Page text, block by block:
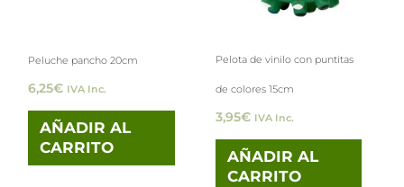
Peluche pancho 20cm
6,25€ IVA Inc.
AÑADIR AL
CARRITO
Pelota de vinilo con puntitas
de colores 15cm
3,95€ IVA Inc.
AÑADIR AL
CARRITO